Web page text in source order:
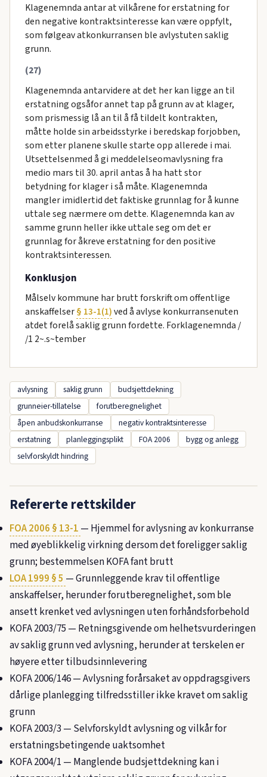
Klagenemnda antar at vilkårene for erstatning for
den negative kontraktsinteresse kan være oppfylt,
som følgeav atkonkurransen ble avlystuten saklig
grunn.
(27)
Klagenemnda antarvidere at det her kan ligge an til
erstatning ogsåfor annet tap på grunn av at klager,
som prismessig lå an til å få tildelt kontrakten,
måtte holde sin arbeidsstyrke i beredskap forjobben,
som etter planene skulle starte opp allerede i mai.
Utsettelsenmed å gi meddelelseomavlysning fra
medio mars til 30. april antas å ha hatt stor
betydning for klager i så måte. Klagenemnda
mangler imidlertid det faktiske grunnlag for å kunne
uttale seg nærmere om dette. Klagenemnda kan av
samme grunn heller ikke uttale seg om det er
grunnlag for åkreve erstatning for den positive
kontraktsinteressen.
Konklusjon
Målselv kommune har brutt forskrift om offentlige
anskaffelser§ 13-1(1)ved å avlyse konkurransenuten
atdet forelå saklig grunn fordette. Forklagenemnda /
/1 2~.s~tember
avlysning saklig grunn
budsjettdekning
grunneier-tillatelse
forutberegnelighet
åpen anbudskonkurranse
negativ kontraktsinteresse
erstatning
planleggingsplikt FOA 2006
bygg og anlegg
selvforskyldt hindring
Refererte rettskilder
FOA 2006 § 13-1 — Hjemmel for avlysning av konkurranse
med øyeblikkelig virkning dersom det foreligger saklig
grunn; bestemmelsen KOFA fant brutt
LOA 1999 § 5 — Grunnleggende krav til offentlige
anskaffelser, herunder forutberegnelighet, som ble
ansett krenket ved avlysningen uten forhåndsforbehold
KOFA 2003/75 — Retningsgivende om helhetsvurderingen
av saklig grunn ved avlysning, herunder at terskelen er
høyere etter tilbudsinnlevering
KOFA 2006/146— Avlysning forårsaket av oppdragsgivers
dårlige planlegging tilfredsstiller ikke kravet om saklig
grunn
KOFA 2003/3 — Selvforskyldt avlysning og vilkår for
erstatningsbetingende uaktsomhet
KOFA 2004/1 — Manglende budsjettdekning kan i